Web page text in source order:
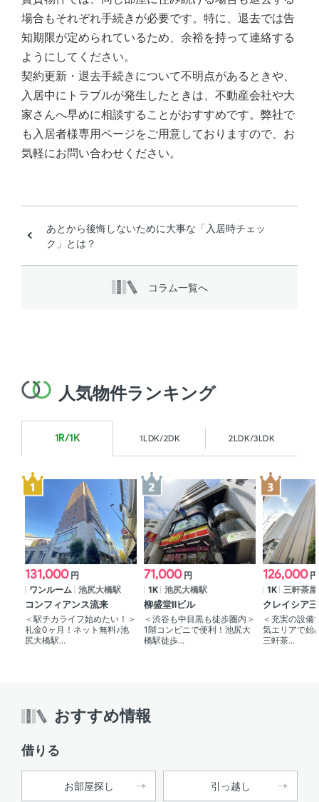
場合もそれぞれ手続きが必要です。特に、退去では告
知期限が定められているため、余裕を持って連絡する
ようにしてください。
契約更新・退去手続きについて不明点があるときや、
入居中にトラブルが発生したときは、不動産会社や大
家さんへ早めに相談することがおすすめです。弊社で
も入居者様専用ページをご用意しておりますので、お
気軽にお問い合わせください。
あとから後悔しないために大事な「入居時チェッ
ク」とは？
コラム一覧へ
人気物件ランキング
1R/1K 1LDK/2DK 2LDK/3LDK
131,000 円
ワンルーム 池尻大橋駅
コンフィアンス流来
＜駅チカライフ始めたい！＞
礼金0ヶ月！ネット無料♪池
尻大橋駅...
71,000 円
1K
池尻大橋駅
柳盛堂Ⅱビル
＜渋谷も中目黒も徒歩圏内＞
1階コンビニで便利！池尻大
橋駅徒歩...
126,000 円
1K
三軒茶屋
クレイシア
＜充実の設備
気エリアで始
三軒茶...
おすすめ情報
借りる
お部屋探し 引っ越し